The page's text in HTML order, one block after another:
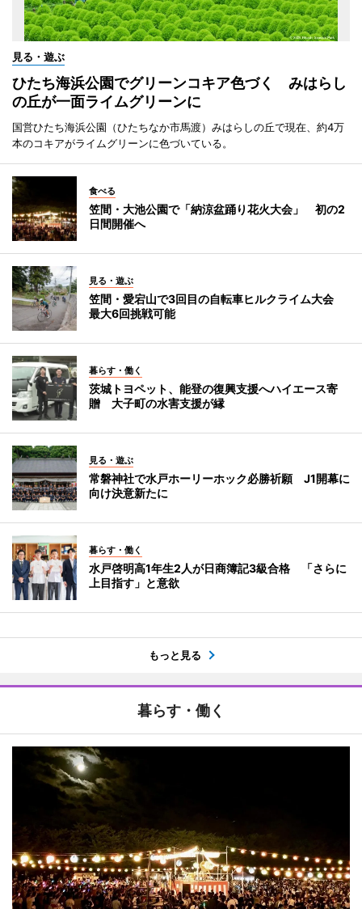
見る・遊ぶ
ひたち海浜公園でグリーンコキア色づく みはらし
の丘が一面ライムグリーンに
国営ひたち海浜公園（ひたちなか市馬渡）みはらしの丘で現在、約4万
本のコキアがライムグリーンに色づいている。
食べる
笠間・大池公園で「納涼盆踊り花火大会」 初の2
日間開催へ
見る・遊ぶ
笠間・愛宕山で3回目の自転車ヒルクライム大会
最大6回挑戦可能
暮らす・働く
茨城トヨペット、能登の復興支援へハイエース寄
贈 大子町の水害支援が縁
見る・遊ぶ
常磐神社で水戸ホーリーホック必勝祈願 J1開幕に
向け決意新たに
暮らす・働く
水戸啓明高1年生2人が日商簿記3級合格 「さらに
上目指す」と意欲
もっと見る
暮らす・働く